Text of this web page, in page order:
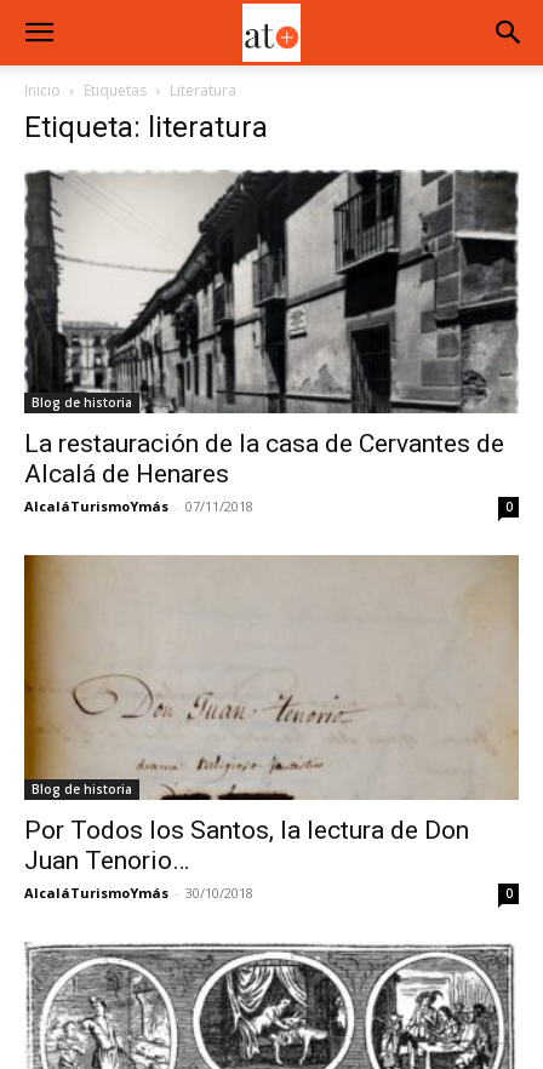
Inicio Etiquetas Literatura
Etiqueta: literatura
Blog de historia
La restauración de la casa de Cervantes de
Alcalá de Henares
AlcaláTurismoYmás - 07/11/2018 0
Blog de historia
Por Todos los Santos, la lectura de Don
Juan Tenorio…
AlcaláTurismoYmás - 30/10/2018 0